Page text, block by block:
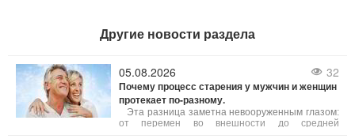
Другие новости раздела
05.08.2026 32
Почему процесс старения у мужчин и женщин
протекает по-разному.
Эта разница заметна невооруженным глазом:
от перемен во внешности до средней